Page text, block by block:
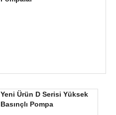
Yeni Ürün D Serisi Yüksek
Basınçlı Pompa